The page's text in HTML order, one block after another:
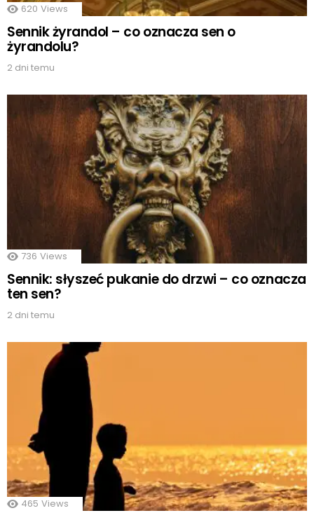
620 Views
Sennik żyrandol – co oznacza sen o
żyrandolu?
2 dni temu
736 Views
Sennik: słyszeć pukanie do drzwi – co oznacza
ten sen?
2 dni temu
465 Views